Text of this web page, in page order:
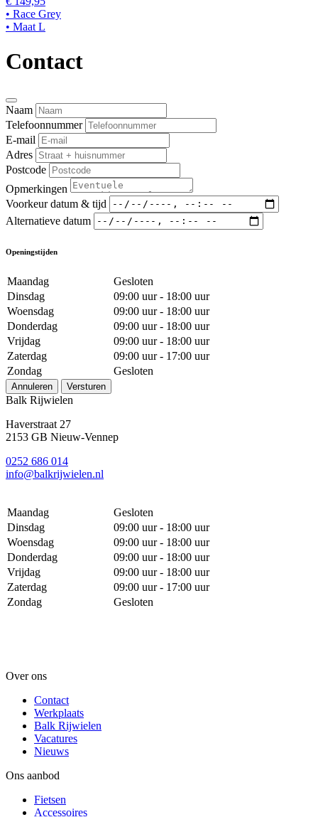
• Race Grey
• Maat L
Contact
Naam
Telefoonnummer
E-mail
Adres
Postcode
Opmerkingen
Voorkeur datum & tijd
Alternatieve datum
Openingstijden
Maandag
Gesloten
Dinsdag
09:00 uur - 18:00 uur
Woensdag
09:00 uur - 18:00 uur
Donderdag
09:00 uur - 18:00 uur
Vrijdag
09:00 uur - 18:00 uur
Zaterdag
09:00 uur - 17:00 uur
Zondag
Gesloten
Annuleren Versturen
Balk Rijwielen
Haverstraat 27
2153 GB Nieuw-Vennep
0252 686 014
info@balkrijwielen.nl
Maandag
Gesloten
Dinsdag
09:00 uur - 18:00 uur
Woensdag
09:00 uur - 18:00 uur
Donderdag
09:00 uur - 18:00 uur
Vrijdag
09:00 uur - 18:00 uur
Zaterdag
09:00 uur - 17:00 uur
Zondag
Gesloten
Over ons
Contact
Werkplaats
Balk Rijwielen
Vacatures
Nieuws
Ons aanbod
Fietsen
Accessoires